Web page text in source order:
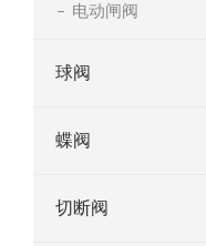
电动闸阀
球阀
蝶阀
切断阀